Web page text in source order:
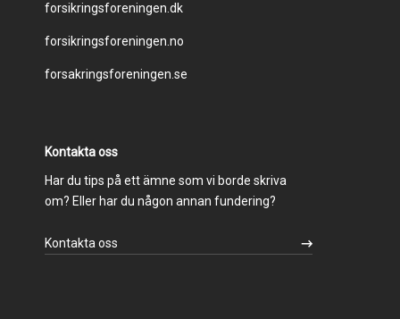
Footer
menu
forsikringsforeningen.dk
forsikringsforeningen.no
forsakringsforeningen.se
Kontakta oss
Har du tips på ett ämne som vi borde skriva
om? Eller har du någon annan fundering?
Kontakta oss